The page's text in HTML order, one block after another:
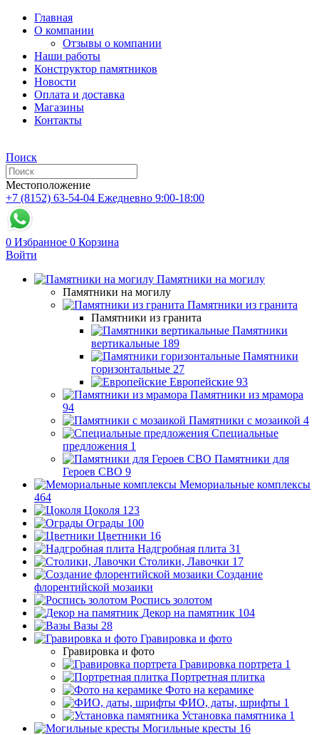
Главная
О компании
Отзывы о компании
Наши работы
Конструктор памятников
Новости
Оплата и доставка
Магазины
Контакты
Поиск
Местоположение
+7 (8152) 63-54-04 Ежедневно 9:00-18:00
0 Избранное 0 Корзина
Войти
Памятники на могилу
Памятники на могилу
Памятники из гранита
Памятники из гранита
Памятники
вертикальные 189
Памятники
горизонтальные 27
Европейские 93
Памятники из мрамора
94
Памятники с мозаикой 4
Специальные
предложения 1
Памятники для
Героев СВО 9
Мемориальные комплексы
464
Цоколя 123
Ограды 100
Цветники 16
Надгробная плита 31
Столики, Лавочки 17
Создание
флорентийской мозаики
Роспись золотом
Декор на памятник 104
Вазы 28
Гравировка и фото
Гравировка и фото
Гравировка портрета 1
Портретная плитка
Фото на керамике
ФИО, даты, шрифты 1
Установка памятника 1
Могильные кресты 16